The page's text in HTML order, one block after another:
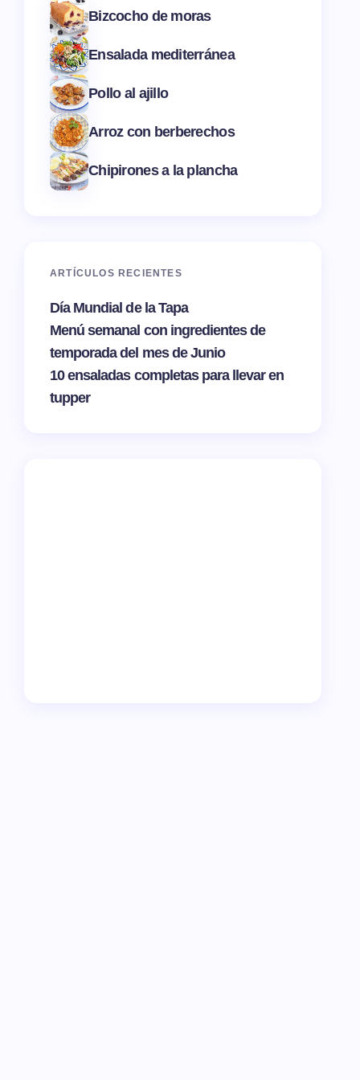
Bizcocho de moras
Ensalada mediterránea
Pollo al ajillo
Arroz con berberechos
Chipirones a la plancha
ARTÍCULOS RECIENTES
Día Mundial de la Tapa
Menú semanal con ingredientes de
temporada del mes de Junio
10 ensaladas completas para llevar en
tupper